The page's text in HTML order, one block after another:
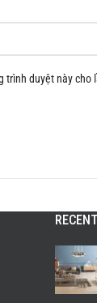
trình duyệt này cho